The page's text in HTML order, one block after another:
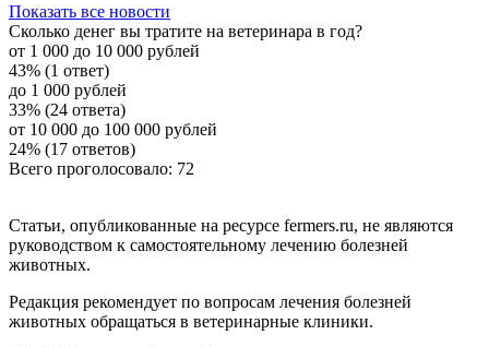
Показать все новости
Сколько денег вы тратите на ветеринара в год?
от 1 000 до 10 000 рублей
43% (1 ответ)
до 1 000 рублей
33% (24 ответа)
от 10 000 до 100 000 рублей
24% (17 ответов)
Всего проголосовало: 72
Статьи, опубликованные на ресурсе fermers.ru, не являются
руководством к самостоятельному лечению болезней
животных.
Редакция рекомендует по вопросам лечения болезней
животных обращаться в ветеринарные клиники.